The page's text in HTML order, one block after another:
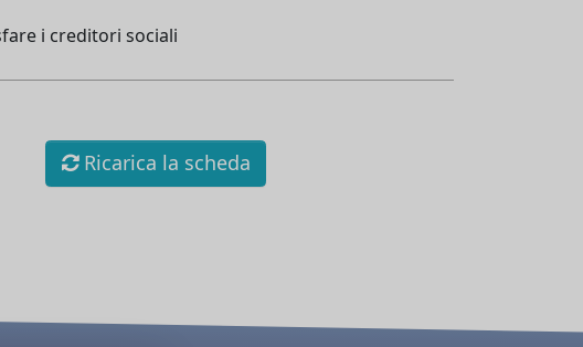
i creditori sociali
Ricarica la scheda